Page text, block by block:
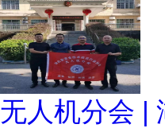
无人机分会 |